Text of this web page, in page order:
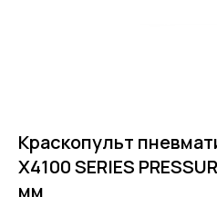
Краскопульт
X4100 SERIES
мм